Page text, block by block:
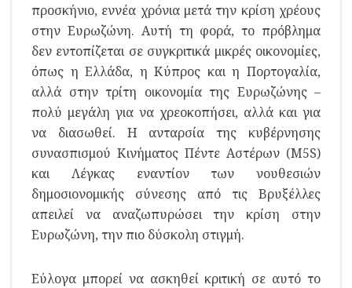
προσκήνιο, εννέα χρόνια μετά την κρίση χρέους
στην Ευρωζώνη. Αυτή τη φορά, το πρόβλημα
δεν εντοπίζεται σε συγκριτικά μικρές οικονομίες,
όπως η Ελλάδα, η Κύπρος και η Πορτογαλία,
αλλά στην τρίτη οικονομία της Ευρωζώνης –
πολύ μεγάλη για να χρεοκοπήσει, αλλά και για
να διασωθεί. Η ανταρσία της κυβέρνησης
συνασπισμού Κινήματος Πέντε Αστέρων (M5S)
και Λέγκας εναντίον των νουθεσιών
δημοσιονομικής σύνεσης από τις Βρυξέλλες
απειλεί να αναζωπυρώσει την κρίση στην
Ευρωζώνη, την πιο δύσκολη στιγμή.
Εύλογα μπορεί να ασκηθεί κριτική σε αυτό το